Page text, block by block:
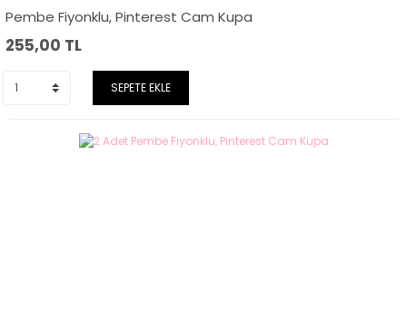
Pembe Fiyonklu, Pinterest Cam Kupa
255,00 TL
SEPETE EKLE